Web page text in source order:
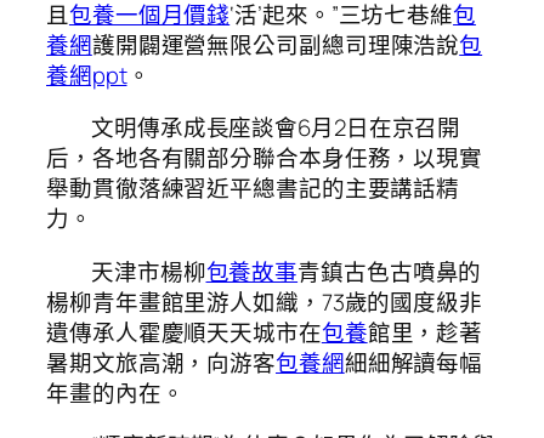
且包養一個月價錢‘活’起來。”三坊七巷維包
養網護開闢運營無限公司副總司理陳浩說包
養網ppt。
文明傳承成長座談會6月2日在京召開
后，各地各有關部分聯合本身任務，以現實
舉動貫徹落練習近平總書記的主要講話精
力。
天津市楊柳包養故事青鎮古色古噴鼻的
楊柳青年畫館里游人如織，73歲的國度級非
遺傳承人霍慶順天天城市在包養館里，趁著
暑期文旅高潮，向游客包養網細細解讀每幅
年畫的內在。